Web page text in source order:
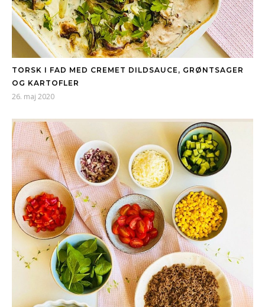
TORSK I FAD MED CREMET DILDSAUCE, GRØNTSAGER
OG KARTOFLER
26. maj 2020